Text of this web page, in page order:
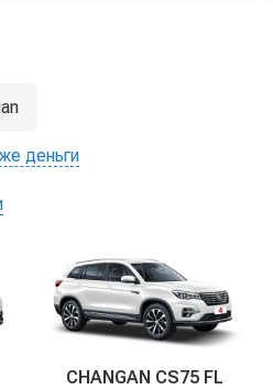
деньги
CHANGAN CS75 FL